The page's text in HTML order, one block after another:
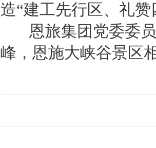
造“建工先行区、礼
恩旅集团党委委员
峰，恩施大峡谷景区